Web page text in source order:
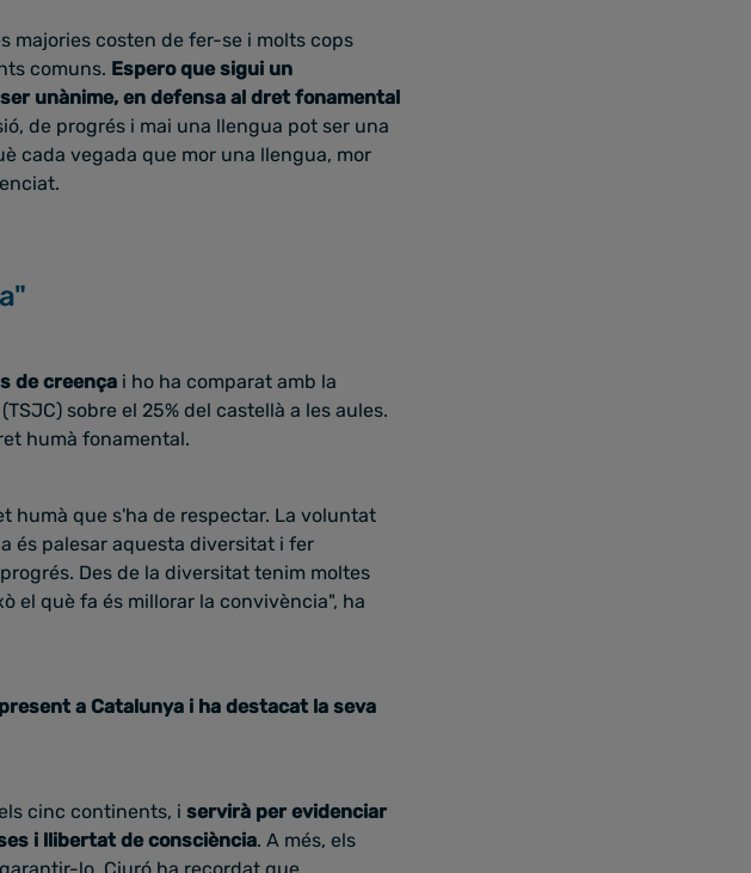
majories costen de fer-se i molts cops
comuns. Espero que sigui un
unànime, en defensa al dret fonamental
de progrés i mai una llengua pot ser una
cada vegada que mor una llengua, mor
de creença i ho ha comparat amb la
sobre el 25% del castellà a les aules.
humà fonamental.
humà que s'ha de respectar. La voluntat
és palesar aquesta diversitat i fer
Des de la diversitat tenim moltes
el què fa és millorar la convivència", ha
a Catalunya i ha destacat la seva
cinc continents, i servirà per evidenciar
i llibertat de consciència. A més, els